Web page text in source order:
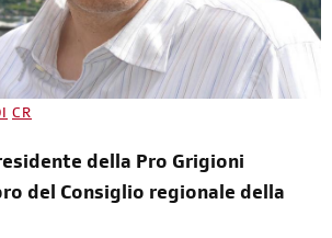
CR
della Pro Grigioni
del Consiglio regionale della